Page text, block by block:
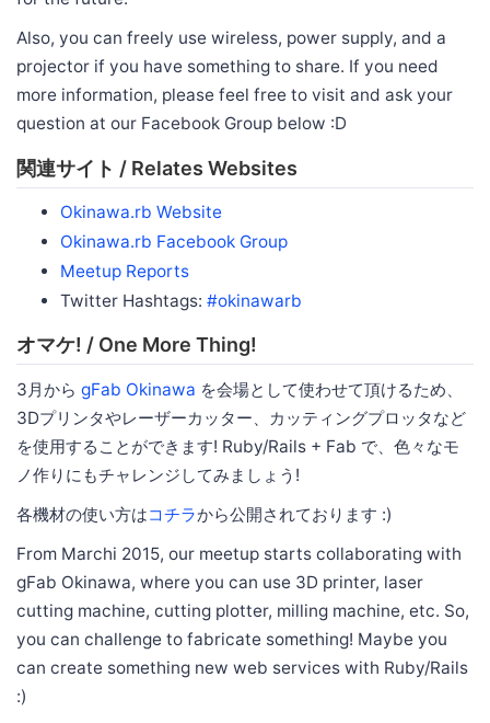
Also, you can freely use wireless, power supply, and a
projector if you have something to share. If you need
more information, please feel free to visit and ask your
question at our Facebook Group below :D
関連サイト / Relates Websites
Okinawa.rb Website
Okinawa.rb Facebook Group
Meetup Reports
Twitter Hashtags: #okinawarb
オマケ! / One More Thing!
3月から gFab Okinawa を会場として使わせて頂けるため、
3Dプリンタやレーザーカッター、カッティングプロッタなど
を使用することができます! Ruby/Rails + Fab で、色々なモ
ノ作りにもチャレンジしてみましょう!
各機材の使い方はコチラから公開されております :)
From Marchi 2015, our meetup starts collaborating with
gFab Okinawa, where you can use 3D printer, laser
cutting machine, cutting plotter, milling machine, etc. So,
you can challenge to fabricate something! Maybe you
can create something new web services with Ruby/Rails
:)